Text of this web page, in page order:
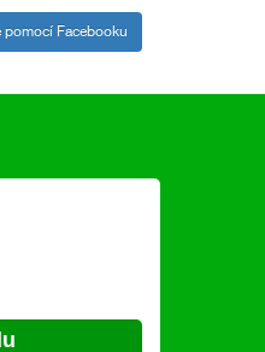
pomocí Facebooku